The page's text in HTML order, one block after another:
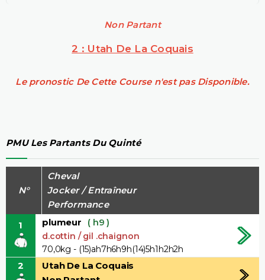
Non Partant
2 : Utah De La Coquais
Le pronostic De Cette Course n'est pas Disponible.
PMU Les Partants Du Quinté
N°
Cheval
Jocker / Entraîneur
Performance
1
plumeur ( h9 )
d.cottin / gil .chaignon
70,0kg - (15)ah7h6h9h(14)5h1h2h2h
2
Utah De La Coquais